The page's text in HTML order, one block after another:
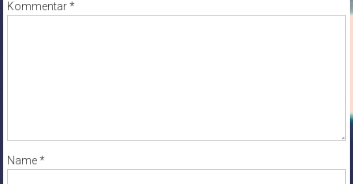
Kommentar*
Name*